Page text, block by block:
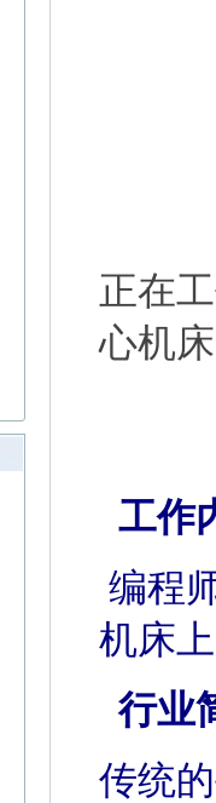
正在
心机
工作
编程
机床
行业
传统